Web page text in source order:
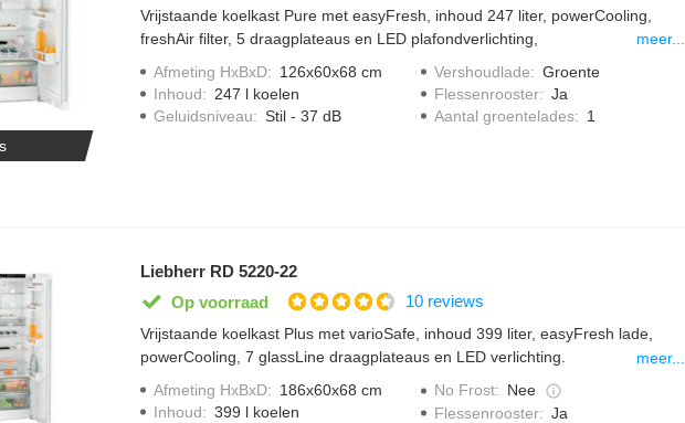
Vrijstaande koelkast Pure met easyFresh, inhoud 247 liter, powerCooling,
freshAir filter, 5 draagplateaus en LED plafondverlichting,
meer...
Afmeting HxBxD: 126x60x68 cm
Inhoud: 247 l koelen
Geluidsniveau: Stil - 37 dB
Vershoudlade: Groente
Flessenrooster: Ja
Aantal groentelades: 1
Liebherr RD 5220-22
Op voorraad
10 reviews
Vrijstaande koelkast Plus met varioSafe, inhoud 399 liter, easyFresh lade,
powerCooling, 7 glassLine draagplateaus en LED verlichting.
meer...
Afmeting HxBxD: 186x60x68 cm
Inhoud: 399 l koelen
No Frost: Nee
Flessenrooster: Ja